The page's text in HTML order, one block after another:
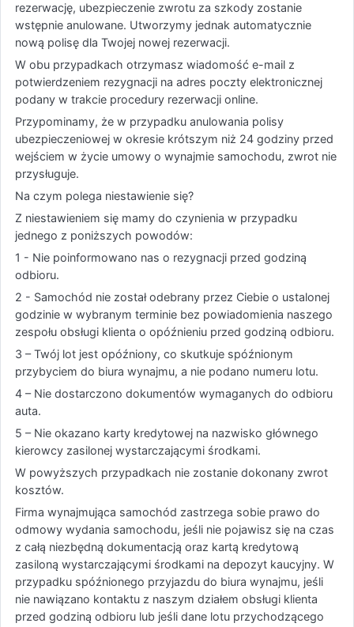
rezerwację, ubezpieczenie zwrotu za szkody zostanie
wstępnie anulowane. Utworzymy jednak automatycznie
nową polisę dla Twojej nowej rezerwacji.
W obu przypadkach otrzymasz wiadomość e-mail z
potwierdzeniem rezygnacji na adres poczty elektronicznej
podany w trakcie procedury rezerwacji online.
Przypominamy, że w przypadku anulowania polisy
ubezpieczeniowej w okresie krótszym niż 24 godziny przed
wejściem w życie umowy o wynajmie samochodu, zwrot nie
przysługuje.
Na czym polega niestawienie się?
Z niestawieniem się mamy do czynienia w przypadku
jednego z poniższych powodów:
1 - Nie poinformowano nas o rezygnacji przed godziną
odbioru.
2 - Samochód nie został odebrany przez Ciebie o ustalonej
godzinie w wybranym terminie bez powiadomienia naszego
zespołu obsługi klienta o opóźnieniu przed godziną odbioru.
3 – Twój lot jest opóźniony, co skutkuje spóźnionym
przybyciem do biura wynajmu, a nie podano numeru lotu.
4 – Nie dostarczono dokumentów wymaganych do odbioru
auta.
5 – Nie okazano karty kredytowej na nazwisko głównego
kierowcy zasilonej wystarczającymi środkami.
W powyższych przypadkach nie zostanie dokonany zwrot
kosztów.
Firma wynajmująca samochód zastrzega sobie prawo do
odmowy wydania samochodu, jeśli nie pojawisz się na czas
z całą niezbędną dokumentacją oraz kartą kredytową
zasiloną wystarczającymi środkami na depozyt kaucyjny. W
przypadku spóźnionego przyjazdu do biura wynajmu, jeśli
nie nawiązano kontaktu z naszym działem obsługi klienta
przed godziną odbioru lub jeśli dane lotu przychodzącego